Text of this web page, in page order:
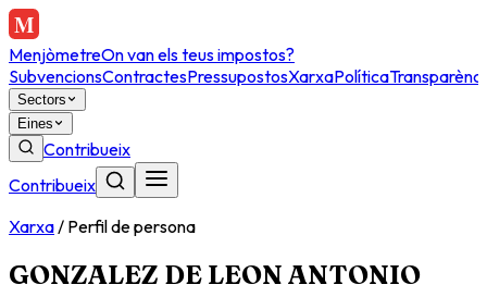
MenjòmetreOn van els teus impostos?
SubvencionsContractesPressupostosXarxaPolítica
Sectors
Eines
Contribueix
Contribueix
Xarxa/ Perfil de persona
GONZALEZ DE LEON ANTONIO